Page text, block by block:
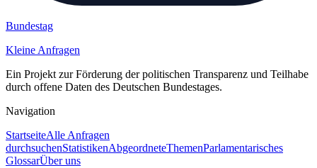
Bundestag
Kleine Anfragen
Ein Projekt zur Förderung der politischen Transparenz und Teilhabe
durch offene Daten des Deutschen Bundestages.
Navigation
StartseiteAlle Anfragen
durchsuchenStatistikenAbgeordneteThemenParlamentarisches
GlossarÜber uns